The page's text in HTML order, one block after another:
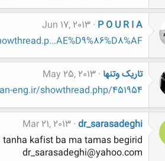
P O U R I A
Jun 17, 2013
تاریک وتنها May 25, 2013
eng.ir/showthread.php/451954
dr_sarasadeghi
Mar 21, 2013
kafist ba ma tamas begirid
dr_sarasadeghi@yahoo.com